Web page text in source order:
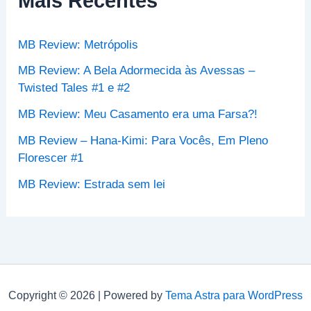
a
o
:
MB Review: Metrópolis
MB Review: A Bela Adormecida às Avessas –
Twisted Tales #1 e #2
MB Review: Meu Casamento era uma Farsa?!
MB Review – Hana-Kimi: Para Vocês, Em Pleno
Florescer #1
MB Review: Estrada sem lei
Copyright © 2026 | Powered by Tema Astra para WordPress